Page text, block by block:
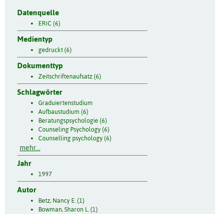
Datenquelle
ERIC (6)
Medientyp
gedruckt (6)
Dokumenttyp
Zeitschriftenaufsatz (6)
Schlagwörter
Graduiertenstudium
Aufbaustudium (6)
Beratungspsychologie (6)
Counseling Psychology (6)
Counselling psychology (6)
mehr...
Jahr
1997
Autor
Betz, Nancy E. (1)
Bowman, Sharon L. (1)